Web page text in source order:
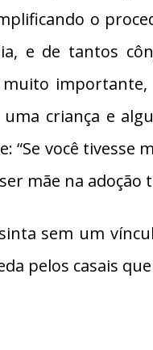
o
e de tantos
criança e
“Se você
mãe na
sem um
pelos casais